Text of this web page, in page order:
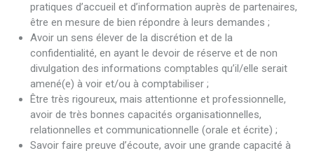
pratiques d’accueil et d’information auprès de partenaires,
être en mesure de bien répondre à leurs demandes ;
Avoir un sens élever de la discrétion et de la
confidentialité, en ayant le devoir de réserve et de non
divulgation des informations comptables qu’il/elle serait
amené(e) à voir et/ou à comptabiliser ;
Être très rigoureux, mais attentionne et professionnelle,
avoir de très bonnes capacités organisationnelles,
relationnelles et communicationnelle (orale et écrite) ;
Savoir faire preuve d’écoute, avoir une grande capacité à